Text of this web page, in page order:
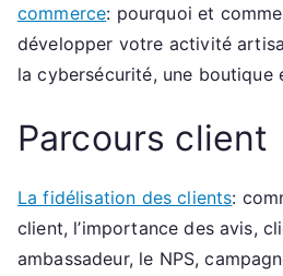
commerce: pourquoi et
développer votre activité
la cybersécurité, une boutique
Parcours client
La fidélisation des clients:
client, l’importance des avis,
ambassadeur, le NPS,